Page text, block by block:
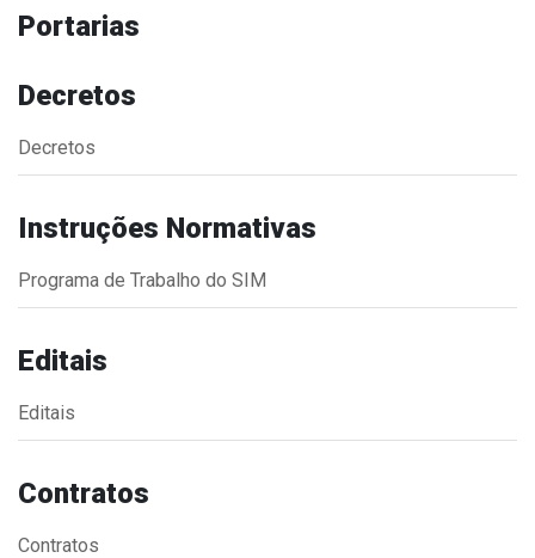
Gabinete do Prefeito
História do Município
Secretarias
Agricultura e Meio Ambiente
Assistência Social
Obras
Portarias
Decretos
Decretos
Instruções Normativas
Programa de Trabalho do SIM
Editais
Editais
Contratos
Contratos